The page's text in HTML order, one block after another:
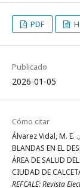
PDF
Publicado
2026-01-05
Cómo citar
Álvarez Vidal, M. E.
BLANDAS EN EL
ÁREA DE SALUD
CIUDAD DE
REFCALE: Revista